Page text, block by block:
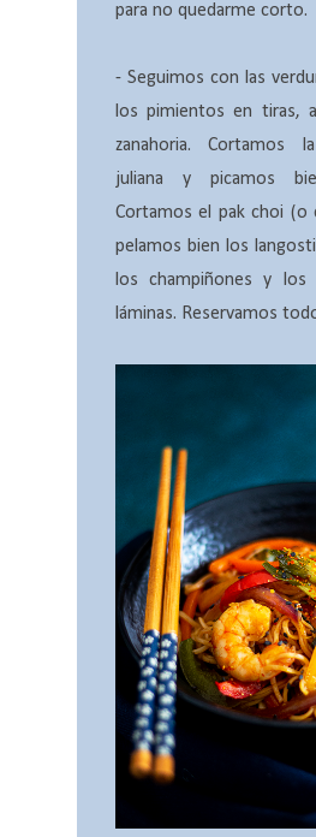
para no quedarme corto.
- Seguimos con las
los pimientos en tiras,
zanahoria. Cortamos
juliana y picamos
Cortamos el pak choi (o
pelamos bien los
los champiñones y los
láminas. Reservamos